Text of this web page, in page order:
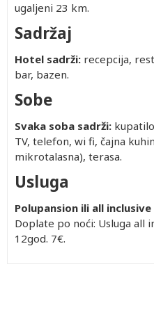
ugaljeni 23 km.
Sadržaj
Hotel sadrži: recepcija,
bar, bazen.
Sobe
Svaka soba sadrži:
TV, telefon, wi fi, čajna
mikrotalasna), terasa.
Usluga
Polupansion ili all
Doplate po noći: Usluga all
12god. 7€.